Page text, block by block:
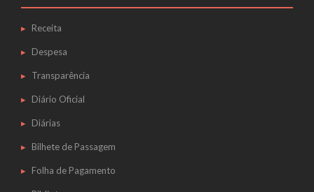
Receita
Despesa
Transparência
Diário Oficial
Diárias
Bilhete de Passagem
Folha de Pagamento